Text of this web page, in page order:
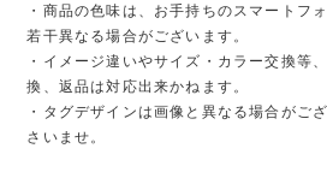
・商品の色味は、お手持ちのスマートフ
若干異なる場合がございます。
・イメージ違いやサイズ・カラー交換等
換、返品は対応出来かねます。
・タグデザインは画像と異なる場合がご
さいませ。